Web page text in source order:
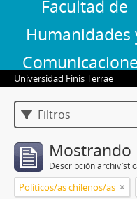
Facultad de
Humanidades
Universidad Finis Terrae
Filtros
Mostrando
Descripción
Políticos/as chilenos/as